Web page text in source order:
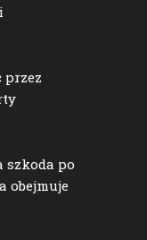
przez
szkoda po
obejmuje